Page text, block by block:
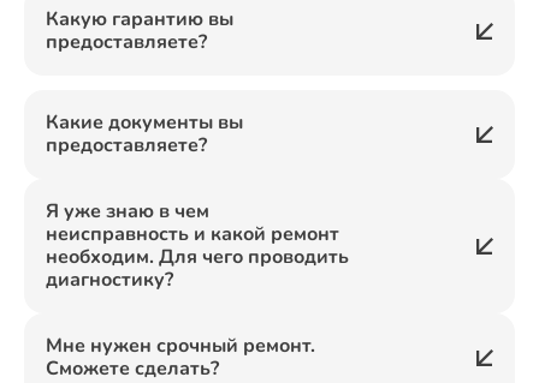
Какую гарантию вы
предоставляете?
Какие документы вы
предоставляете?
Я уже знаю в чем
неисправность и какой ремонт
необходим. Для чего проводить
диагностику?
Мне нужен срочный ремонт.
Сможете сделать?